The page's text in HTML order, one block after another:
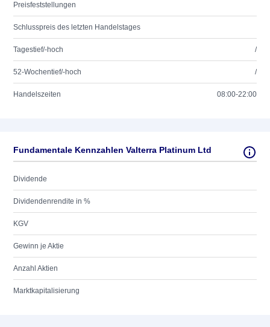
Preisfeststellungen
Schlusspreis des letzten Handelstages
Tagestief/-hoch /
52-Wochentief/-hoch /
Handelszeiten 08:00-22:00
Fundamentale Kennzahlen Valterra Platinum Ltd
Dividende
Dividendenrendite in %
KGV
Gewinn je Aktie
Anzahl Aktien
Marktkapitalisierung